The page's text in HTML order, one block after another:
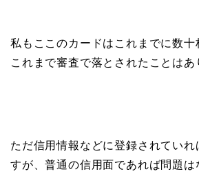
私もここのカードはこれまでに数十
これまで審査で落とされたことはあ
ただ信用情報などに登録されてい
すが、普通の信用面であれば問題は